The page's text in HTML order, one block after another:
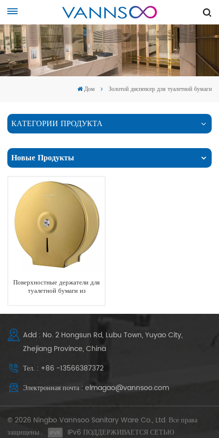
Дом Золотой диспенсер для туалетной бумаги
КАТЕГОРИИ ПРОДУКТА
Новые Продукты
Поверхностные держатели для
туалетной бумаги из
Add : No. 2 Hongsun Rd, Lubu Town, Yuyao City,
Zhejiang Province, China
Тел. : +86 -13566387372
Электронная почта : elmagao@vannsoo.com
© 2026 Ningbo Vannsoo Sanitary Ware Co., Ltd. Все права
защищены .
IPv6 ПОДДЕРЖИВАЕТСЯ СЕТЬЮ